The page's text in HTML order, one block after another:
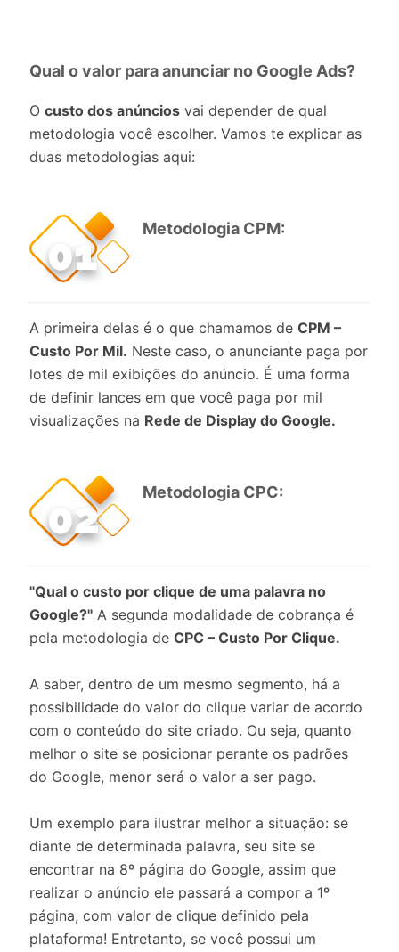
Qual o valor para anunciar no Google Ads?
O custo dos anúncios vai depender de qual
metodologia você escolher. Vamos te explicar as
duas metodologias aqui:
Metodologia CPM:
A primeira delas é o que chamamos de CPM –
Custo Por Mil. Neste caso, o anunciante paga por
lotes de mil exibições do anúncio. É uma forma
de definir lances em que você paga por mil
visualizações na Rede de Display do Google.
Metodologia CPC:
"Qual o custo por clique de uma palavra no
Google?" A segunda modalidade de cobrança é
pela metodologia de CPC – Custo Por Clique.
A saber, dentro de um mesmo segmento, há a
possibilidade do valor do clique variar de acordo
com o conteúdo do site criado. Ou seja, quanto
melhor o site se posicionar perante os padrões
do Google, menor será o valor a ser pago.
Um exemplo para ilustrar melhor a situação: se
diante de determinada palavra, seu site se
encontrar na 8º página do Google, assim que
realizar o anúncio ele passará a compor a 1º
página, com valor de clique definido pela
plataforma! Entretanto, se você possui um